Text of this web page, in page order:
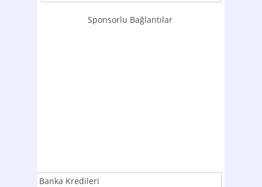
Sponsorlu Bağlantılar
Banka Kredileri